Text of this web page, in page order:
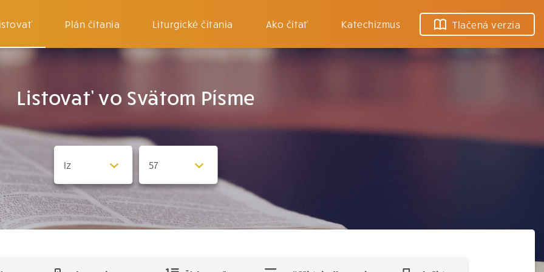
Plán čítania Liturgické čítania Ako čítať Katechizmus Tlačená verzia
Listovať vo Svätom Písme